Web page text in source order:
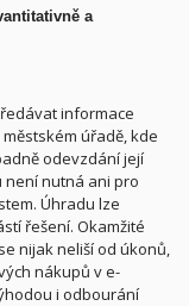
a
informace
úřadě, kde
odevzdání její
není nutná ani pro
Úhradu lze
řešení. Okamžité
nijak neliší od úkonů,
nákupů v e-
i odbourání